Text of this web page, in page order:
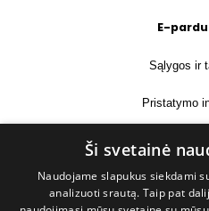
E-
Sąlygos ir
Pristatymo
Prekių
Ši svetainė
Naudojame slapukus siekdami
analizuoti srautą. Taip pat